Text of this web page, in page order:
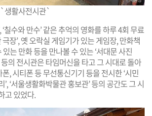
생활사전시관`
‘칠수와 만수’ 같은 추억의 영화를 하루 4회 무료
극장’, 옛 오락실 게임기가 있는 게임장, 만화책
는 만화 등을 만나볼 수 있는 ‘서대문 사진
등의 전시관은 타임머신을 타고 그 시대로 돌아
, 시티폰 등 무선통신기기 등을 전시한 ‘시민
’, ‘서울생활화박물관 홍보관’ 등의 공간도 그 시
고 있었다.